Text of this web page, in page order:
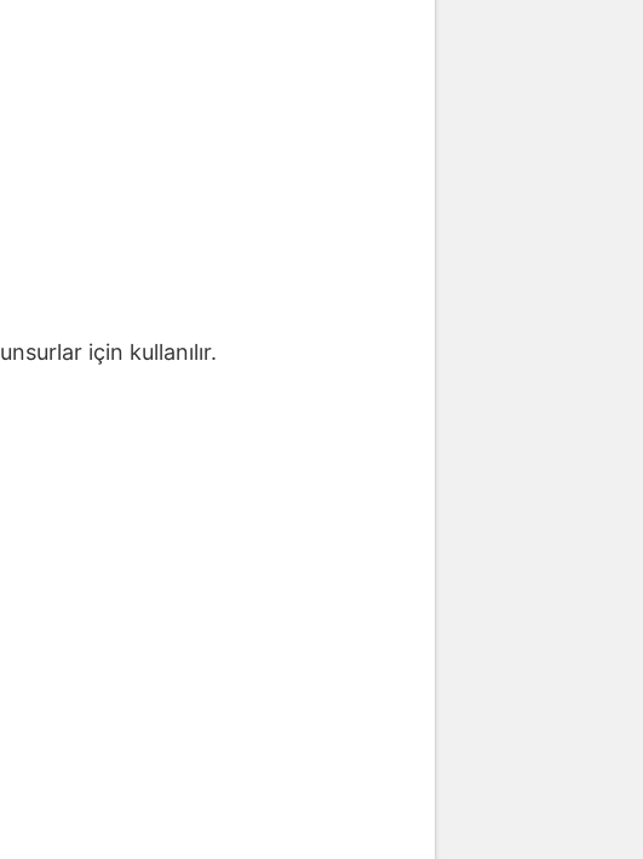
için kullanılır.